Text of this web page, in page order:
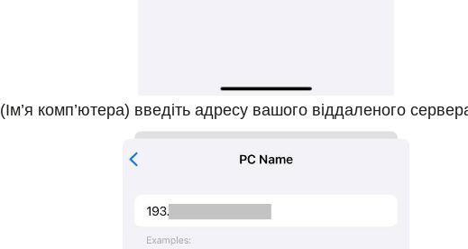
(Ім’я комп’ютера) введіть адресу вашого віддаленого